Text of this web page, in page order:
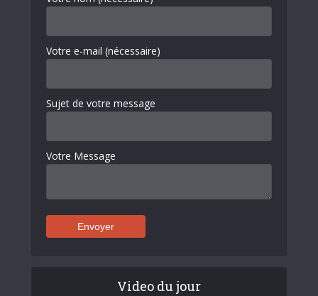
Votre e-mail (nécessaire)
Sujet de votre message
Votre Message
Video du jour